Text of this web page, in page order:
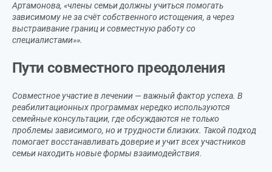
Артамонова, «члены семьи должны учиться помогать
зависимому не за счёт собственного истощения, а через
выстраивание границ и совместную работу со
специалистами»».
Пути совместного преодоления
Совместное участие в лечении — важный фактор успеха. В
реабилитационных программах нередко используются
семейные консультации, где обсуждаются не только
проблемы зависимого, но и трудности близких. Такой подход
помогает восстанавливать доверие и учит всех участников
семьи находить новые формы взаимодействия.